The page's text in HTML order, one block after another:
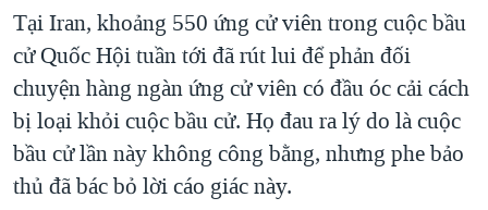
điều
hướng
chính
Đi
tới
"Tìm"
DIỄN ĐÀN
MỤC
TỰ DO BÁO CHÍ
VẠCH TRẦN TIN GIẢ
NGƯỜI VIỆT HẢI NGOẠI
CHUYÊN ĐỀ
CHIẾN TRANH THƯƠNG MẠI CỦA MỸ: QUÁ KHỨ VÀ HIỆN
HỌC TIẾNG ANH
VIDEO
Tại Iran, khoảng 550 ứng cử viên trong cuộc bầu
cử Quốc Hội tuần tới đã rút lui để phản đối
chuyện hàng ngàn ứng cử viên có đầu óc cải cách
bị loại khỏi cuộc bầu cử. Họ đau ra lý do là cuộc
bầu cử lần này không công bằng, nhưng phe bảo
thủ đã bác bỏ lời cáo giác này.